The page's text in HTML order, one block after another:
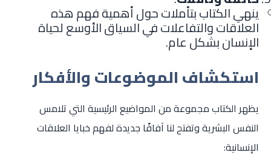
ينهي الكتاب بتأملات حول أهمية فهم هذه
العلاقات والتفاعلات في السياق الأوسع لحياة
الإنسان بشكل عام.
استكشاف الموضوعات والأفكار
يظهر الكتاب مجموعة من المواضيع الرئيسية التي تلامس
النفس البشرية وتفتح لنا آفاقًا جديدة لفهم خبايا العلاقات
الإنسانية: